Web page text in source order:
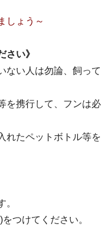
しょう～
さい》
ない人は勿論、飼って
を携行して、フンは必
れたペットボトル等を
。
つけてください。